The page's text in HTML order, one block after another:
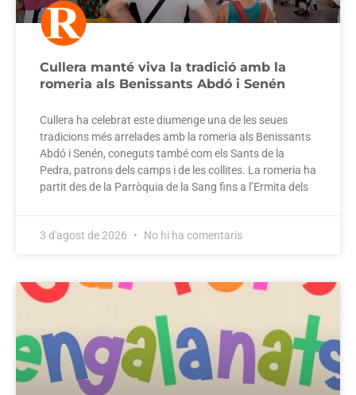
Cullera manté viva la tradició amb la
romeria als Benissants Abdó i Senén
Cullera ha celebrat este diumenge una de les seues
tradicions més arrelades amb la romeria als Benissants
Abdó i Senén, coneguts també com els Sants de la
Pedra, patrons dels camps i de les collites. La romeria ha
partit des de la Parròquia de la Sang fins a l’Ermita dels
3 d'agost de 2026 No hi ha comentaris